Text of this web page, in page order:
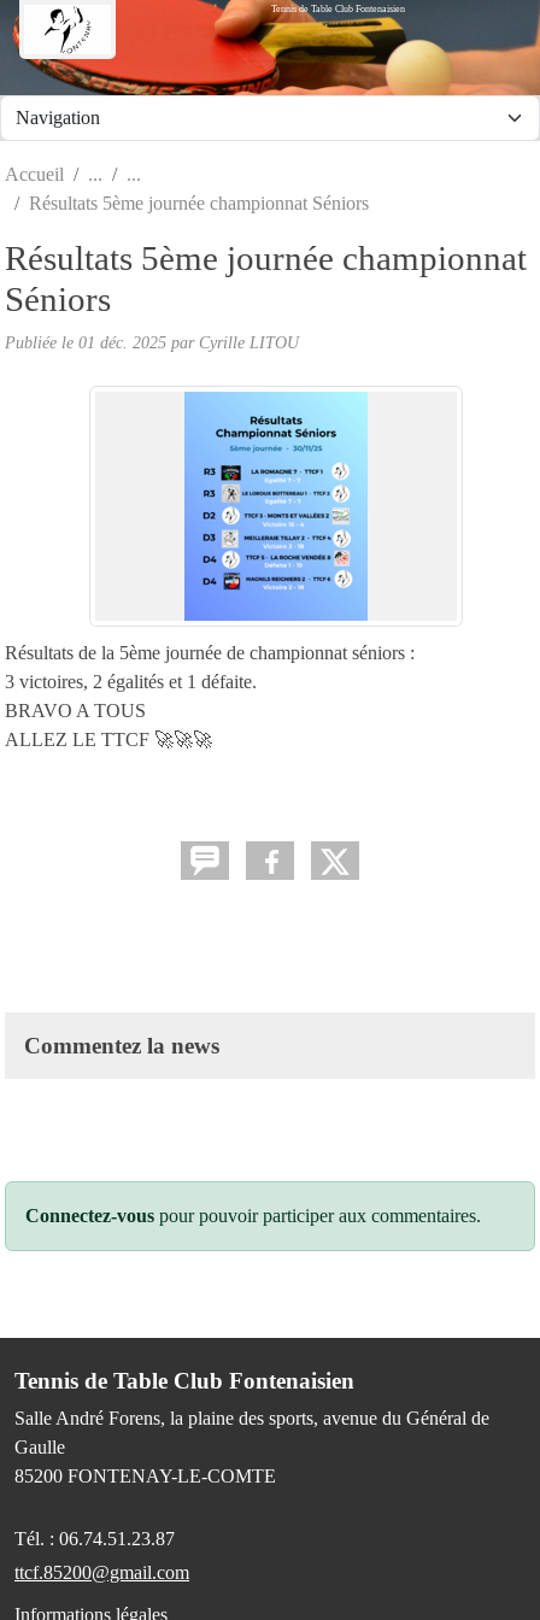
Tennis de Table Club Fontenaisien
Accueil
Résultats 5ème journée championnat Séniors
Résultats 5ème journée championnat
Séniors
Publiée le 01 déc. 2025 par Cyrille LITOU
Résultats de la 5ème journée de championnat séniors :
3 victoires, 2 égalités et 1 défaite.
BRAVO A TOUS
ALLEZ LE TTCF 🚀🚀🚀
Commentez la news
Connectez-vous pour pouvoir participer aux commentaires.
Tennis de Table Club Fontenaisien
Salle André Forens, la plaine des sports, avenue du Général de
Gaulle
85200 FONTENAY-LE-COMTE
Tél. : 06.74.51.23.87
ttcf.85200@gmail.com
Informations légales
Panneau de gestion des cookies